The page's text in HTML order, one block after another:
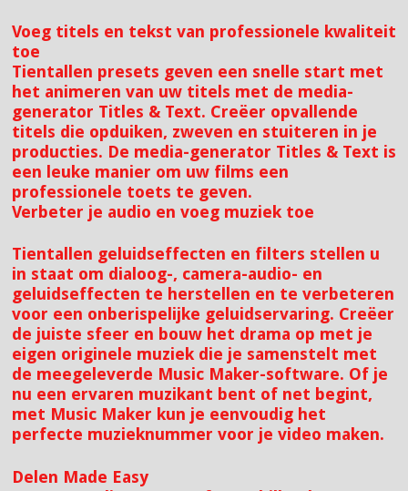
Voeg titels en tekst van professionele kwaliteit
toe
Tientallen presets geven een snelle start met
het animeren van uw titels met de media-
generator Titles & Text. Creëer opvallende
titels die opduiken, zweven en stuiteren in je
producties. De media-generator Titles & Text is
een leuke manier om uw films een
professionele toets te geven.
Verbeter je audio en voeg muziek toe
Tientallen geluidseffecten en filters stellen u
in staat om dialoog-, camera-audio- en
geluidseffecten te herstellen en te verbeteren
voor een onberispelijke geluidservaring. Creëer
de juiste sfeer en bouw het drama op met je
eigen originele muziek die je samenstelt met
de meegeleverde Music Maker-software. Of je
nu een ervaren muzikant bent of net begint,
met Music Maker kun je eenvoudig het
perfecte muzieknummer voor je video maken.
Delen Made Easy